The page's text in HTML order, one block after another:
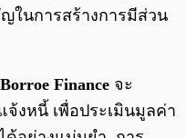
ในการสร้างการมีส่วน
Borroe Finance จะ
งหนี้ เพื่อประเมินมูลค่า